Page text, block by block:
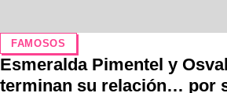
FAMOSOS
Esmeralda Pimentel y
terminan su relación… por